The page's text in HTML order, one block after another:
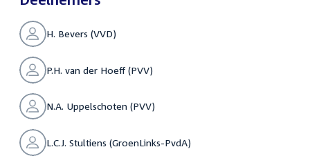
H. Bevers (VVD)
P.H. van der Hoeff (PVV)
N.A. Uppelschoten (PVV)
L.C.J. Stultiens (GroenLinks-PvdA)